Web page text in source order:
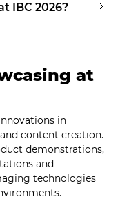
IBC 2026?
at
in
content creation.
demonstrations,
and
technologies